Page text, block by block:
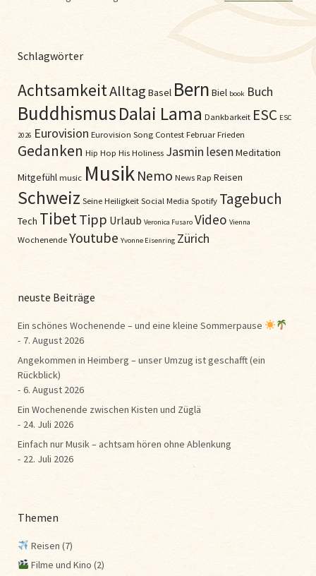
Schlagwörter
AchtsamkeitAlltag Basel Bern Biel book Buch
BuddhismusDalai Lama Dankbarkeit ESC ESC
2026 Eurovision Eurovision Song ContestFebruarFrieden
Gedanken Hip Hop His Holiness Jasmin lesenMeditation
Mitgefühlmusic Musik Nemo NewsRap Reisen
Schweiz Seine HeiligkeitSocial Media Spotify Tagebuch
Tech TibetTipp Urlaub Veronica Fusaro Video Vienna
WochenendeYoutube Yvonne Eisenring Zürich
neuste Beiträge
Ein schönes Wochenende – und eine kleine Sommerpause
7. August 2026
Angekommen in Heimberg – unser Umzug ist geschafft (ein
Rückblick)
6. August 2026
Ein Wochenende zwischen Kisten und Züglä
24. Juli 2026
Einfach nur Musik – achtsam hören ohne Ablenkung
22. Juli 2026
Themen
Reisen (7)
Filme und Kino (2)